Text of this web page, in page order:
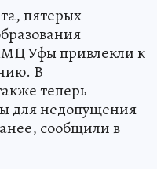
пятерых
Уфы привлекли к
В
теперь
для недопущения
сообщили в